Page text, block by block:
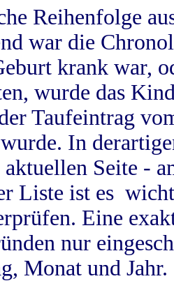
Reihenfolge
war die
krank war,
wurde das
Taufeintrag
In
Seite -
Liste ist es
Eine
nur
Monat und Jahr.